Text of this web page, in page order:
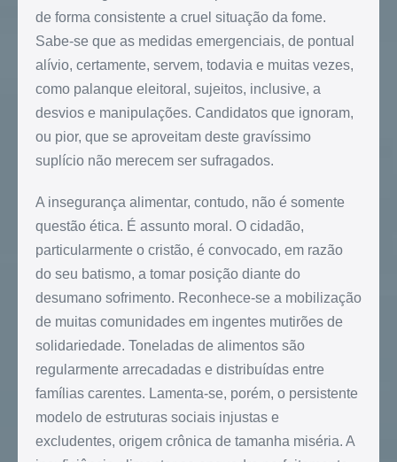
de forma consistente a cruel situação da fome.
Sabe-se que as medidas emergenciais, de pontual
alívio, certamente, servem, todavia e muitas vezes,
como palanque eleitoral, sujeitos, inclusive, a
desvios e manipulações. Candidatos que ignoram,
ou pior, que se aproveitam deste gravíssimo
suplício não merecem ser sufragados.
A insegurança alimentar, contudo, não é somente
questão ética. É assunto moral. O cidadão,
particularmente o cristão, é convocado, em razão
do seu batismo, a tomar posição diante do
desumano sofrimento. Reconhece-se a mobilização
de muitas comunidades em ingentes mutirões de
solidariedade. Toneladas de alimentos são
regularmente arrecadadas e distribuídas entre
famílias carentes. Lamenta-se, porém, o persistente
modelo de estruturas sociais injustas e
excludentes, origem crônica de tamanha miséria. A